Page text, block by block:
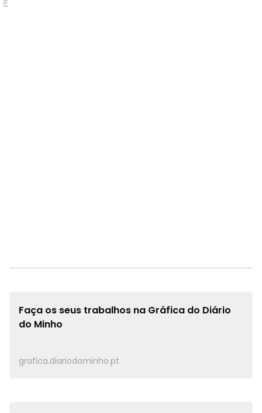
Faça os seus trabalhos na Gráfica do Diário
do Minho
grafica.diariodominho.pt